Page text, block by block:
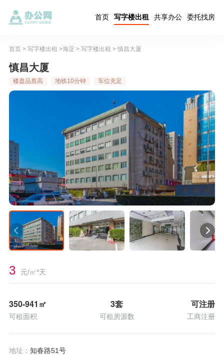
首页 写字楼出租 共享办公 委托找房
首页> 写字楼出租 >海淀 > 写字楼出租 > 慎昌大厦
慎昌大厦
楼盘品质高 地铁10分钟 车位充足
3 元/㎡*天
350-941 ㎡
可租面积
3套
可租房源数
可注册
工商注册
地址： 知春路51号